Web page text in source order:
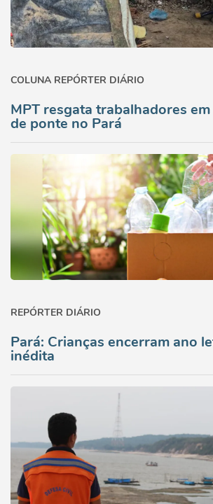
COLUNA REPÓRTER DIÁRIO
MPT resgata trabalhadores
de ponte no Pará
REPÓRTER DIÁRIO
Pará: Crianças encerram ano
inédita